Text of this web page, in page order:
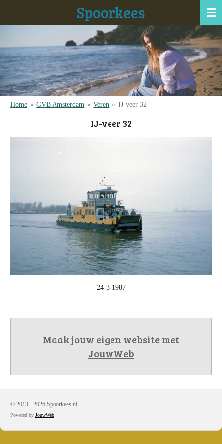
de
hoofdinhoud
Spoorkees
Home » GVB Amsterdam » Veren » IJ-veer 32
IJ-veer 32
24-3-1987
Maak jouw eigen website met
JouwWeb
© 2013 - 2026 Spoorkees.nl
Powered by JouwWeb